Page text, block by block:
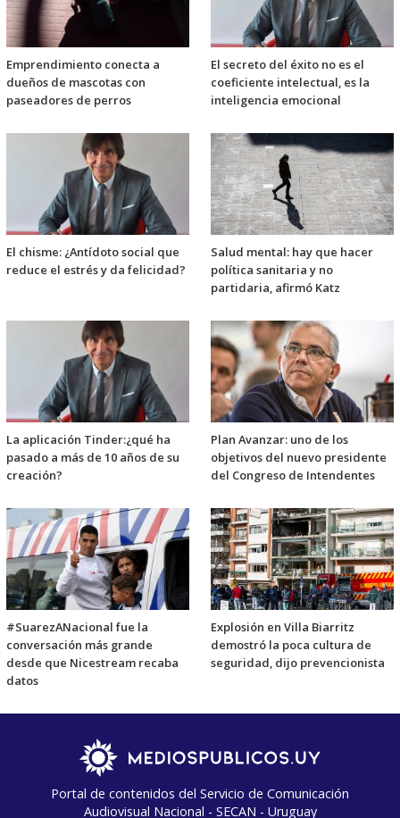
Emprendimiento conecta a
dueños de mascotas con
paseadores de perros
El secreto del éxito no es el
coeficiente intelectual, es la
inteligencia emocional
El chisme: ¿Antídoto social que
reduce el estrés y da felicidad?
Salud mental: hay que hacer
política sanitaria y no
partidaria, afirmó Katz
La aplicación Tinder:¿qué ha
pasado a más de 10 años de su
creación?
Plan Avanzar: uno de los
objetivos del nuevo presidente
del Congreso de Intendentes
#SuarezANacional fue la
conversación más grande
desde que Nicestream recaba
datos
Explosión en Villa Biarritz
demostró la poca cultura de
seguridad, dijo prevencionista
Portal de contenidos del Servicio de Comunicación
Audiovisual Nacional - SECAN - Uruguay